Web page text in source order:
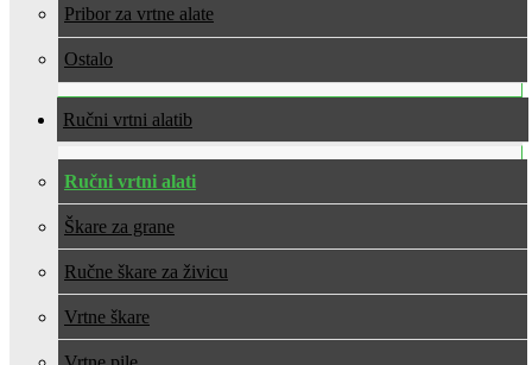
Pribor za vrtne alate
Ostalo
Ručni vrtni alati
Ručni vrtni alati
Škare za grane
Ručne škare za živicu
Vrtne škare